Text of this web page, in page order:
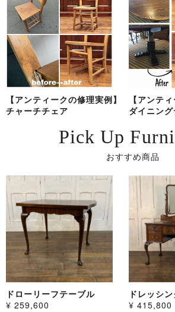
【アンティークの修理実例】
チャーチチェア
【アンテ
ダイニン
Pick Up
おすすめ商品
ドローリーフテーブル
¥ 259,600
ドレッシ
¥ 415,800